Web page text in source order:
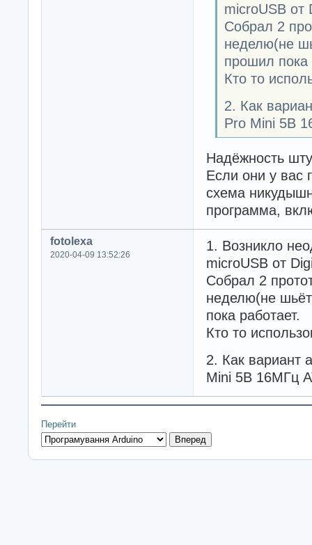
microUSB от
Собрал 2
неделю(не
прошил пока
Кто то
2. Как
Pro Mini 5В
Надёжность
Если они у вас
схема
программа,
fotolexa
2020-04-09 13:52:26
1. Возникло
microUSB от
Собрал 2
неделю(не
пока работает.
Кто то
2. Как вариант
Mini 5В 16МГц
Перейти